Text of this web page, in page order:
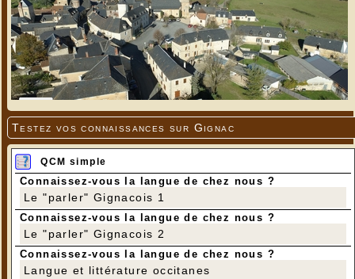
Testez vos connaissances sur Gignac
QCM simple
Connaissez-vous la langue de chez nous ?
Le "parler" Gignacois 1
Connaissez-vous la langue de chez nous ?
Le "parler" Gignacois 2
Connaissez-vous la langue de chez nous ?
Langue et littérature occitanes